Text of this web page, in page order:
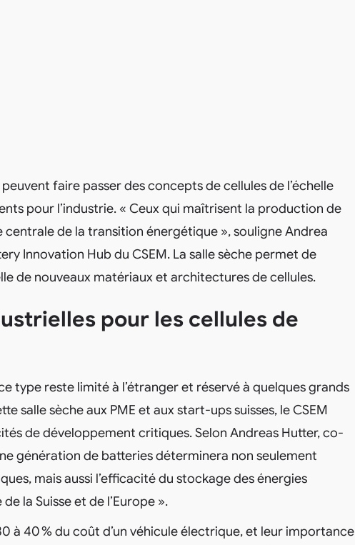
faire passer des concepts de cellules de l’échelle
pour l’industrie. « Ceux qui maîtrisent la production de
de la transition énergétique », souligne Andrea
Innovation Hub du CSEM. La salle sèche permet de
de nouveaux matériaux et architectures de cellules.
pour les cellules de
type reste limité à l’étranger et réservé à quelques grands
salle sèche aux PME et aux start-ups suisses, le CSEM
de développement critiques. Selon Andreas Hutter, co-
génération de batteries déterminera non seulement
mais aussi l’efficacité du stockage des énergies
la Suisse et de l’Europe ».
à 40 % du coût d’un véhicule électrique, et leur importance